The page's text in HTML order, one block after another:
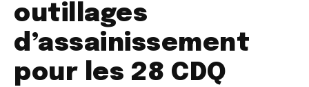
outillages
d’assainissement
pour les 28 CDQ